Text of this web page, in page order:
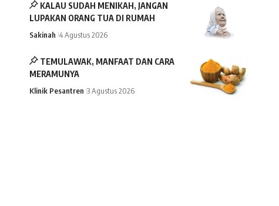
KALAU SUDAH MENIKAH, JANGAN
LUPAKAN ORANG TUA DI RUMAH
Sakinah 4 Agustus 2026
TEMULAWAK, MANFAAT DAN CARA
MERAMUNYA
Klinik Pesantren 3 Agustus 2026